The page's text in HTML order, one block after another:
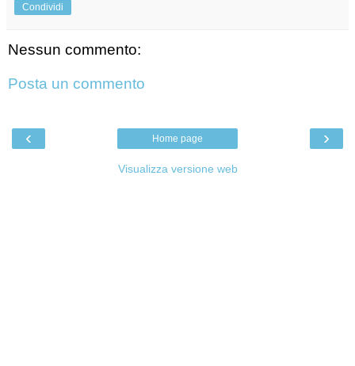
Condividi
Nessun commento:
Posta un commento
‹ ›
Home page
Visualizza versione web